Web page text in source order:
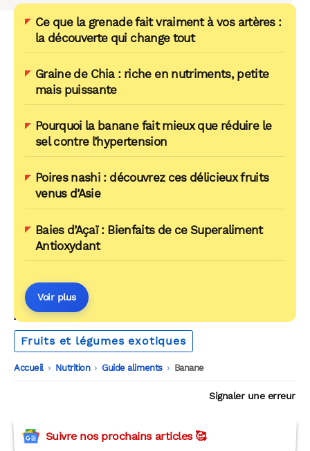
Ce que la grenade fait vraiment à vos artères :
la découverte qui change tout
Graine de Chia : riche en nutriments, petite
mais puissante
Pourquoi la banane fait mieux que réduire le
sel contre l’hypertension
Poires nashi : découvrez ces délicieux fruits
venus d’Asie
Baies d’Açaï : Bienfaits de ce Superaliment
Antioxydant
Voir plus
AUTOUR DU MÊME THÈME
Fruits et légumes exotiques
Accueil -
Nutrition -
Guide aliments -
Banane
Signaler une erreur
Suivre nos prochains articles 🥰